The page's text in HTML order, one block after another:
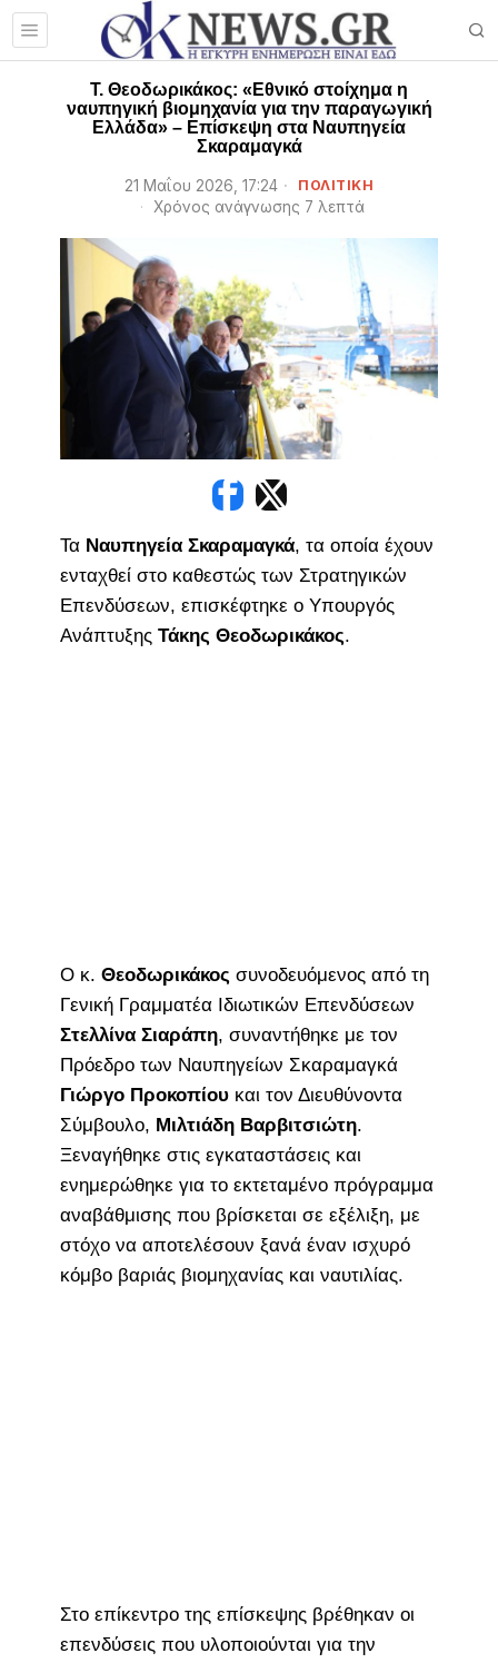
Τ. Θεοδωρικάκος: «Εθνικό στοίχημα η
ναυπηγική βιομηχανία για την παραγωγική
Ελλάδα» – Επίσκεψη στα Ναυπηγεία
Σκαραμαγκά
21 Μαΐου 2026, 17:24 ΠΟΛΙΤΙΚΗ
Χρόνος ανάγνωσης 7 λεπτά
Τα Ναυπηγεία Σκαραμαγκά, τα οποία έχουν
ενταχθεί στο καθεστώς των Στρατηγικών
Επενδύσεων, επισκέφτηκε ο Υπουργός
Ανάπτυξης Τάκης Θεοδωρικάκος.
Ο κ. Θεοδωρικάκος συνοδευόμενος από τη
Γενική Γραμματέα Ιδιωτικών Επενδύσεων
Στελλίνα Σιαράπη, συναντήθηκε με τον
Πρόεδρο των Ναυπηγείων Σκαραμαγκά
Γιώργο Προκοπίουκαι τον Διευθύνοντα
Σύμβουλο, Μιλτιάδη Βαρβιτσιώτη.
Ξεναγήθηκε στις εγκαταστάσεις και
ενημερώθηκε για το εκτεταμένο πρόγραμμα
αναβάθμισης που βρίσκεται σε εξέλιξη, με
στόχο να αποτελέσουν ξανά έναν ισχυρό
κόμβο βαριάς βιομηχανίας και ναυτιλίας.
Στο επίκεντρο της επίσκεψης βρέθηκαν οι
επενδύσεις που υλοποιούνται για την